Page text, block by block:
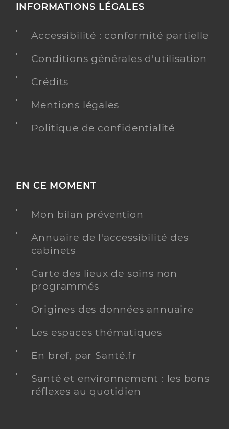
INFORMATIONS LÉGALES
Accessibilité : conformité partielle
Conditions générales d'utilisation
Crédits
Mentions légales
Politique de confidentialité
EN CE MOMENT
Mon bilan prévention
Annuaire de l'accessibilité des
cabinets
Carte des lieux de soins non
programmés
Origines des données annuaire
Les espaces thématiques
En bref, par Santé.fr
Santé et environnement : les bons
réflexes au quotidien